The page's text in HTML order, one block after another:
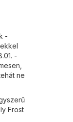
-
-
ne
Frost